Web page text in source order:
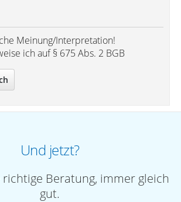
Meinung/Interpretation!
ich auf § 675 Abs. 2 BGB
Und jetzt?
Beratung, immer gleich
gut.